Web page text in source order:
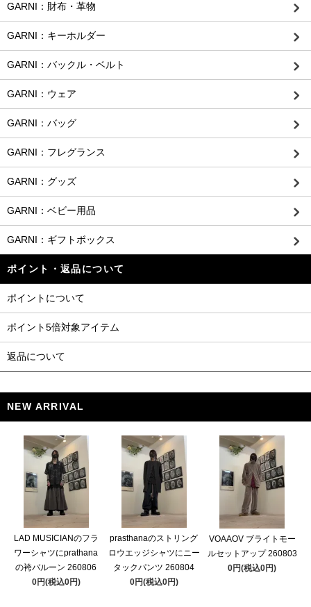
GARNI：財布・革物
GARNI：キーホルダー
GARNI：バックル・ベルト
GARNI：ウェア
GARNI：バッグ
GARNI：フレグランス
GARNI：グッズ
GARNI：ベビー用品
GARNI：ギフトボックス
ポイント・返品について
ポイントについて
ポイント5倍対象アイテム
返品について
NEW ARRIVAL
LAD MUSICIANのフラ
ワーシャツにprathana
の袴バルーン 260806
0円(税込0円)
prasthanaのストリング
ロウエッジシャツにニー
タックパンツ 260804
0円(税込0円)
VOAAOV ブライトモー
ルセットアップ 260803
0円(税込0円)